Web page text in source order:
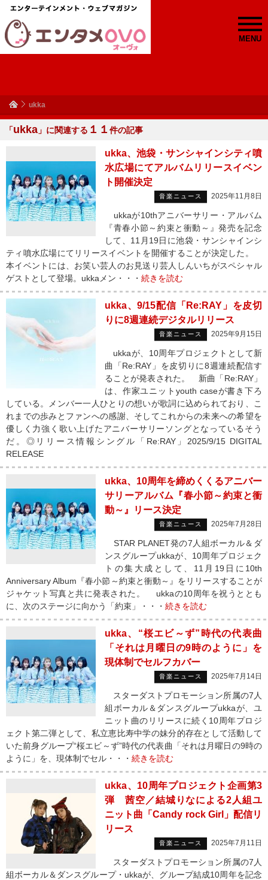
MENU
ukka
「ukka 」に関連する １１ 件の記事
ukka、池袋・サンシャインシティ噴
水広場にてアルバムリリースイベン
ト開催決定
音楽ニュース 2025年11月8日
ukkaが10thアニバーサリー・アルバム
『青春小節～約束と衝動～』発売を記念
して、11月19日に池袋・サンシャインシ
ティ噴水広場にてリリースイベントを開催することが決定した。
本イベントには、お笑い芸人のお見送り芸人しんいちがスペシャル
ゲストとして登場。ukkaメン・・・ 続きを読む
ukka、9/15配信「Re:RAY」を皮切
りに8週連続デジタルリリース
音楽ニュース 2025年9月15日
ukkaが、10周年プロジェクトとして新
曲「Re:RAY」を皮切りに8週連続配信す
ることが発表された。 新曲「Re:RAY」
は、作家ユニットyouth caseが書き下ろ
している。メンバー一人ひとりの想いが歌詞に込められており、こ
れまでの歩みとファンへの感謝、そしてこれからの未来への希望を
優しく力強く歌い上げたアニバーサリーソングとなっているそう
だ。◎リリース情報シングル「Re:RAY」2025/9/15 DIGITAL
RELEASE
ukka、10周年を締めくくるアニバー
サリーアルバム『春小節～約束と衝
動～』リース決定
音楽ニュース 2025年7月28日
STAR PLANET発の7人組ボーカル＆ダ
ンスグループukkaが、10周年プロジェク
トの集大成として、11月19日に10th
Anniversary Album『春小節～約束と衝動～』をリリースすることが
ジャケット写真と共に発表された。 ukkaの10周年を祝うととも
に、次のステージに向かう「約束」・・・ 続きを読む
ukka、“桜エビ～ず”時代の代表曲
「それは月曜日の9時のように」を
現体制でセルフカバー
音楽ニュース 2025年7月14日
スターダストプロモーション所属の7人
組ボーカル＆ダンスグループukkaが、ユ
ニット曲のリリースに続く10周年プロジ
ェクト第二弾として、私立恵比寿中学の妹分的存在として活動して
いた前身グループ“桜エビ～ず”時代の代表曲「それは月曜日の9時の
ように」を、現体制でセル・・・ 続きを読む
ukka、10周年プロジェクト企画第3
弾 茜空／結城りなによる2人組ユ
ニット曲「Candy rock Girl」配信リ
リース
音楽ニュース 2025年7月11日
スターダストプロモーション所属の7人
組ボーカル＆ダンスグループ・ukkaが、グループ結成10周年を記念